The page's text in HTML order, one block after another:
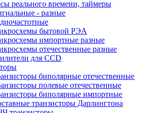
реального времени, таймеры
- разные
бытовой РЭА
импортные разные
отечественные разные
для CCD
биполярные отечественные
полевые отечественные
биполярные импортные
транзисторы Дарлингтона